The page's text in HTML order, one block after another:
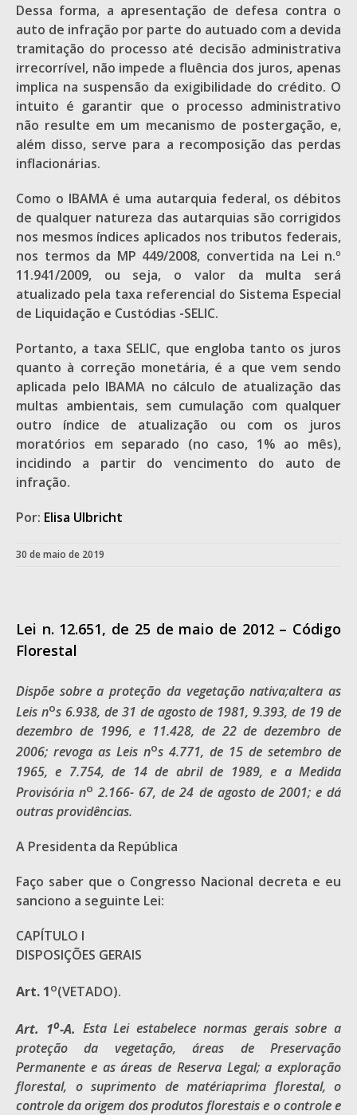
Dessa forma, a apresentação de defesa contra o
auto de infração por parte do autuado com a devida
tramitação do processo até decisão administrativa
irrecorrível, não impede a fluência dos juros, apenas
implica na suspensão da exigibilidade do crédito. O
intuito é garantir que o processo administrativo
não resulte em um mecanismo de postergação, e,
além disso, serve para a recomposição das perdas
inflacionárias.
Como o IBAMA é uma autarquia federal, os débitos
de qualquer natureza das autarquias são corrigidos
nos mesmos índices aplicados nos tributos federais,
nos termos da MP 449/2008, convertida na Lei n.º
11.941/2009, ou seja, o valor da multa será
atualizado pela taxa referencial do Sistema Especial
de Liquidação e Custódias -SELIC.
Portanto, a taxa SELIC, que engloba tanto os juros
quanto à correção monetária, é a que vem sendo
aplicada pelo IBAMA no cálculo de atualização das
multas ambientais, sem cumulação com qualquer
outro índice de atualização ou com os juros
moratórios em separado (no caso, 1% ao mês),
incidindo a partir do vencimento do auto de
infração.
Por: Elisa Ulbricht
30 de maio de 2019
Lei n. 12.651, de 25 de maio de 2012 – Código
Florestal
Dispõe sobre a proteção da vegetaçãonativa;altera as
Leis nos 6.938, de 31 de agosto de 1981, 9.393, de 19 de
dezembro de 1996, e 11.428, de 22 de dezembro de
2006; revoga as Leis nos 4.771, de 15 de setembro de
1965, e 7.754, de 14 de abril de 1989, e a Medida
Provisória no 2.166- 67, de 24 de agosto de 2001; e dá
outras providências.
A Presidenta da República
Faço saber que o Congresso Nacional decreta e eu
sanciono a seguinte Lei:
CAPÍTULO I
DISPOSIÇÕES GERAIS
Art. 1o(VETADO).
Art. 1o-A. Esta Lei estabelece normas gerais sobre a
proteção da vegetação, áreas de Preservação
Permanente e as áreas de Reserva Legal; a exploração
florestal, o suprimento de matériaprima florestal, o
controle da origem dos produtos florestais e o controle e